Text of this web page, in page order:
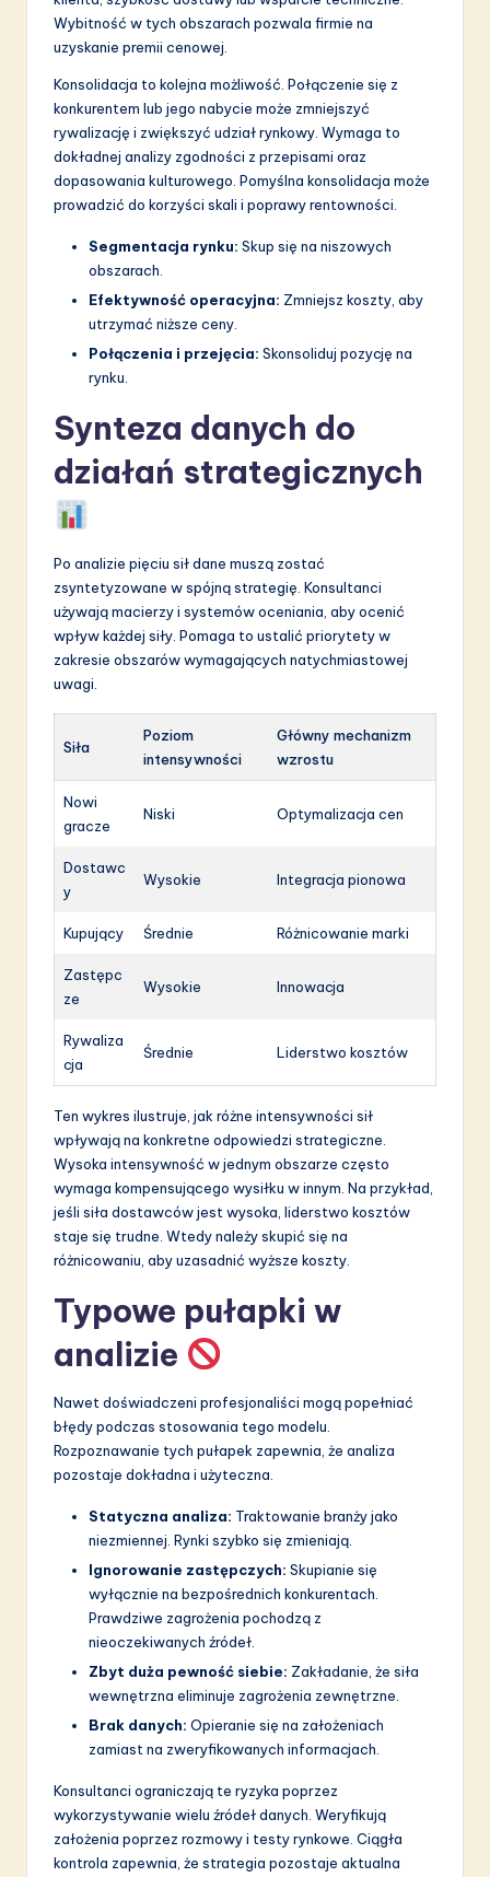
Wybitność w tych obszarach pozwala firmie na
uzyskanie premii cenowej.
Konsolidacja to kolejna możliwość. Połączenie się z
konkurentem lub jego nabycie może zmniejszyć
rywalizację i zwiększyć udział rynkowy. Wymaga to
dokładnej analizy zgodności z przepisami oraz
dopasowania kulturowego. Pomyślna konsolidacja może
prowadzić do korzyści skali i poprawy rentowności.
Segmentacja rynku: Skup się na niszowych
obszarach.
Efektywność operacyjna: Zmniejsz koszty, aby
utrzymać niższe ceny.
Połączenia i przejęcia: Skonsoliduj pozycję na
rynku.
Synteza danych do
działań strategicznych
Po analizie pięciu sił dane muszą zostać
zsyntetyzowane w spójną strategię. Konsultanci
używają macierzy i systemów oceniania, aby ocenić
wpływ każdej siły. Pomaga to ustalić priorytety w
zakresie obszarów wymagających natychmiastowej
uwagi.
Siła
Poziom
intensywności
Główny mechanizm
wzrostu
Nowi
gracze
Niski Optymalizacja cen
Dostawc
y
Wysokie Integracja pionowa
Kupujący Średnie Różnicowanie marki
Zastępc
ze
Wysokie Innowacja
Rywaliza
cja
Średnie Liderstwo kosztów
Ten wykres ilustruje, jak różne intensywności sił
wpływają na konkretne odpowiedzi strategiczne.
Wysoka intensywność w jednym obszarze często
wymaga kompensującego wysiłku w innym. Na przykład,
jeśli siła dostawców jest wysoka, liderstwo kosztów
staje się trudne. Wtedy należy skupić się na
różnicowaniu, aby uzasadnić wyższe koszty.
Typowe pułapki w
analizie
Nawet doświadczeni profesjonaliści mogą popełniać
błędy podczas stosowania tego modelu.
Rozpoznawanie tych pułapek zapewnia, że analiza
pozostaje dokładna i użyteczna.
Statyczna analiza: Traktowanie branży jako
niezmiennej. Rynki szybko się zmieniają.
Ignorowanie zastępczych: Skupianie się
wyłącznie na bezpośrednich konkurentach.
Prawdziwe zagrożenia pochodzą z
nieoczekiwanych źródeł.
Zbyt duża pewność siebie: Zakładanie, że siła
wewnętrzna eliminuje zagrożenia zewnętrzne.
Brak danych: Opieranie się na założeniach
zamiast na zweryfikowanych informacjach.
Konsultanci ograniczają te ryzyka poprzez
wykorzystywanie wielu źródeł danych. Weryfikują
założenia poprzez rozmowy i testy rynkowe. Ciągła
kontrola zapewnia, że strategia pozostaje aktualna